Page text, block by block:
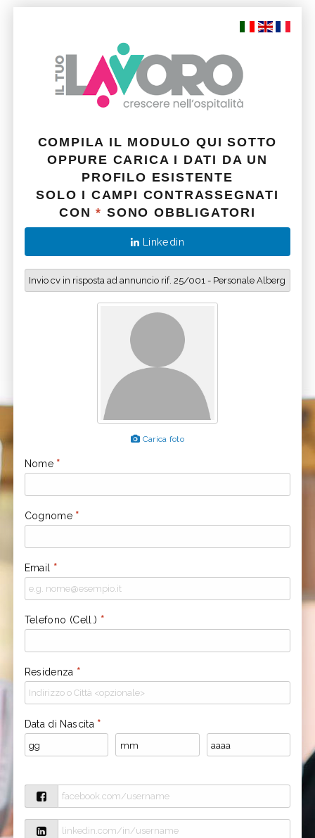
COMPILA IL MODULO QUI SOTTO
OPPURE CARICA I DATI DA UN
PROFILO ESISTENTE
SOLO I CAMPI CONTRASSEGNATI
CON* SONO OBBLIGATORI
Linkedin
Carica foto
Nome *
Cognome *
Email *
Telefono (Cell.) *
Residenza *
Data di Nascita *